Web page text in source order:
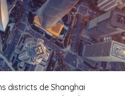
districts de Shanghai